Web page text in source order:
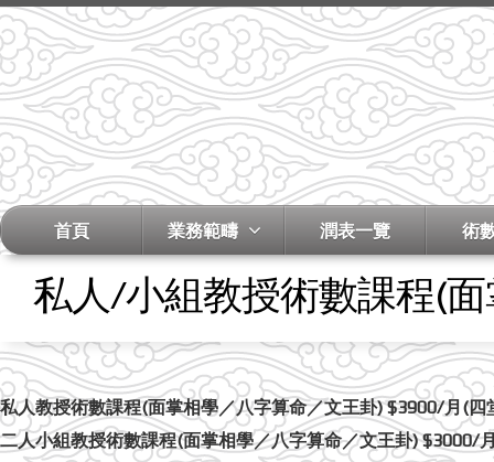
首頁 業務範疇 潤表一覽 術
私人/小組教授術數課程(
私人教授術數課程(面掌相學／八字算命／文王卦) $3900/月(四
二人小組教授術數課程(面掌相學／八字算命／文王卦) $3000/